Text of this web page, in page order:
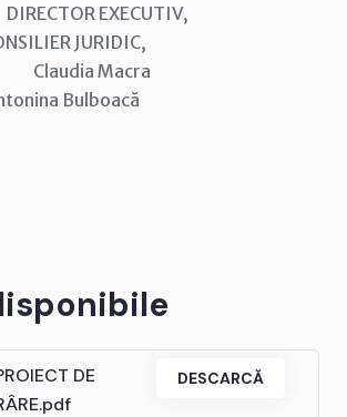
EXECUTIV,
JURIDIC,
Macra
Bulboacă
DE
DESCARCĂ